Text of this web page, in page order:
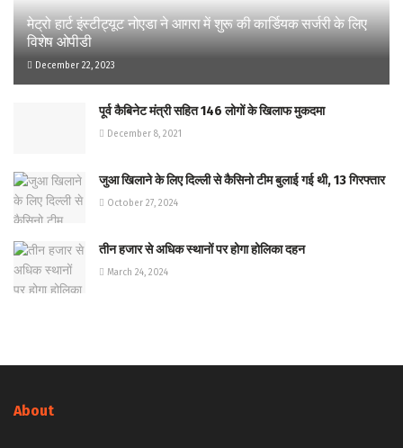
मेट्रो हार्ट इंस्टीट्यूट नोएडा ने आगरा में शुरू की कार्डियक सर्जरी के लिए
विशेष ओपीडी
December 22, 2023
पूर्व कैबिनेट मंत्री सहित 146 लोगों के खिलाफ मुकदमा
December 8, 2021
जुआ खिलाने के लिए दिल्ली से कैसिनो टीम बुलाई गई थी, 13 गिरफ्तार
October 27, 2024
तीन हजार से अधिक स्थानों पर होगा होलिका दहन
March 24, 2024
About